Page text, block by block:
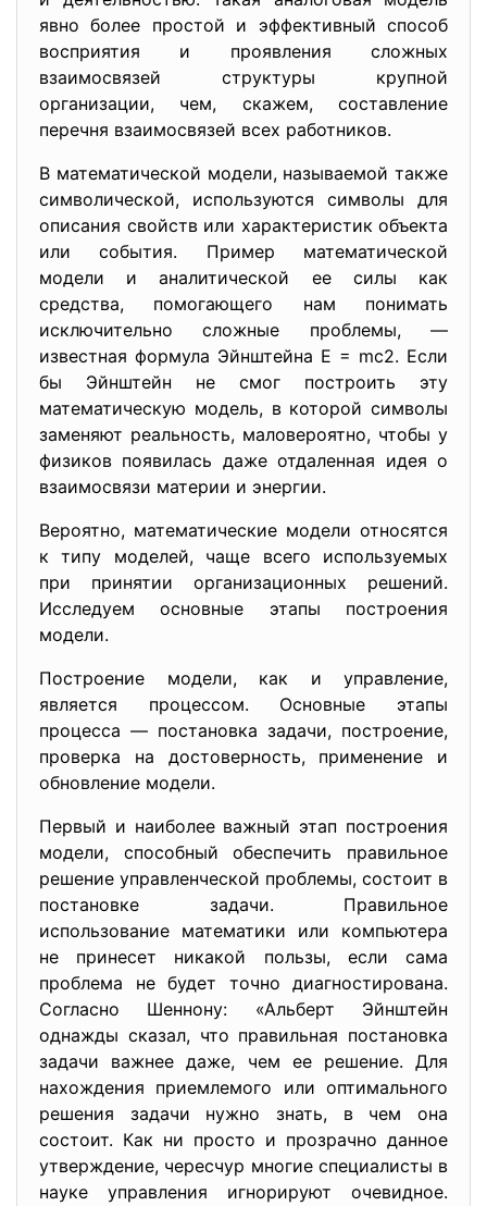
явно более простой и эффективный способ
восприятия и проявления сложных
взаимосвязей структуры крупной
организации, чем, скажем, составление
перечня взаимосвязей всех работников.
В математической модели, называемой также
символической, используются символы для
описания свойств или характеристик объекта
или события. Пример математической
модели и аналитической ее силы как
средства, помогающего нам понимать
исключительно сложные проблемы, —
известная формула Эйнштейна Е = mс2. Если
бы Эйнштейн не смог построить эту
математическую модель, в которой символы
заменяют реальность, маловероятно, чтобы у
физиков появилась даже отдаленная идея о
взаимосвязи материи и энергии.
Вероятно, математические модели относятся
к типу моделей, чаще всего используемых
при принятии организационных решений.
Исследуем основные этапы построения
модели.
Построение модели, как и управление,
является процессом. Основные этапы
процесса — постановка задачи, построение,
проверка на достоверность, применение и
обновление модели.
Первый и наиболее важный этап построения
модели, способный обеспечить правильное
решение управленческой проблемы, состоит в
постановке задачи. Правильное
использование математики или компьютера
не принесет никакой пользы, если сама
проблема не будет точно диагностирована.
Согласно Шеннону: «Альберт Эйнштейн
однажды сказал, что правильная постановка
задачи важнее даже, чем ее решение. Для
нахождения приемлемого или оптимального
решения задачи нужно знать, в чем она
состоит. Как ни просто и прозрачно данное
утверждение, чересчур многие специалисты в
науке управления игнорируют очевидное.